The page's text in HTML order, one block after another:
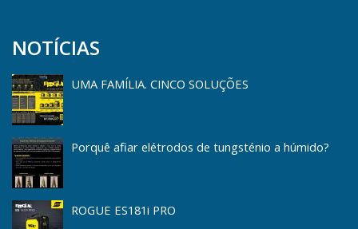
NOTÍCIAS
UMA FAMÍLIA. CINCO SOLUÇÕES
Porquê afiar elétrodos de tungsténio a húmido?
ROGUE ES181i PRO